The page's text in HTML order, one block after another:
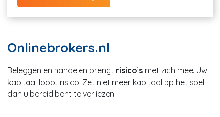
Onlinebrokers.nl
Beleggen en handelen brengt risico’s met zich mee. Uw
kapitaal loopt risico. Zet niet meer kapitaal op het spel
dan u bereid bent te verliezen.